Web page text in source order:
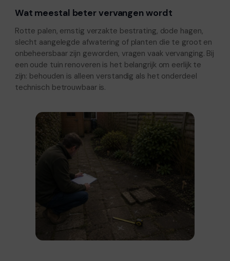
Wat meestal beter vervangen wordt
Rotte palen, ernstig verzakte bestrating, dode hagen,
slecht aangelegde afwatering of planten die te groot en
onbeheersbaar zijn geworden, vragen vaak vervanging. Bij
een oude tuin renoveren is het belangrijk om eerlijk te
zijn: behouden is alleen verstandig als het onderdeel
technisch betrouwbaar is.